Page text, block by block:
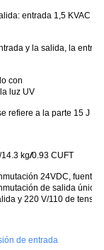
entrada 1,5 KVAC y
y la salida, la
con
luz UV
refiere a la parte 15 J
kg/0.93 CUFT
24VDC, fuente
de salida única
y 220 V/110 de
de entrada